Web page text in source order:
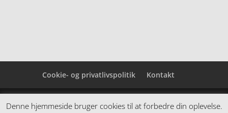
Cookie- og privatlivspolitik Kontakt
Denne hjemmeside samler et bredt udvalg af
Denne hjemmeside bruger cookies til at forbedre din oplevelse.